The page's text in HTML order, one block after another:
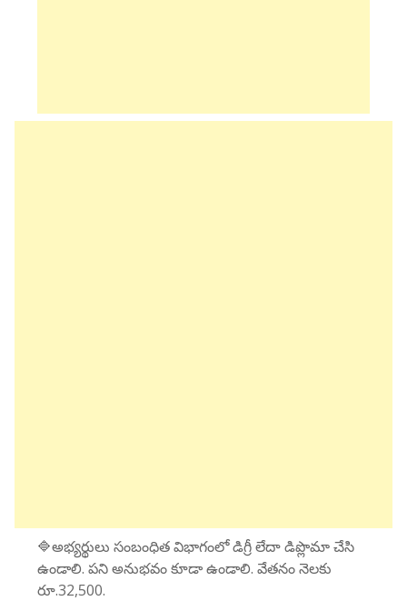
🔷అభ్యర్థులు సంబంధిత విభాగంలో డిగ్రీ లేదా డిప్లొమా చేసి
ఉండాలి. పని అనుభవం కూడా ఉండాలి. వేతనం నెలకు
రూ.32,500.